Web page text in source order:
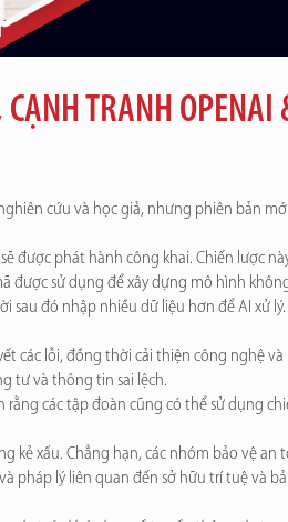
TRANH OPENAI
cứu và học giả, nhưng phiên bản
được phát hành công khai. Chiến lược
được sử dụng để xây dựng mô hình
đó nhập nhiều dữ liệu hơn để AI xử
các lỗi, đồng thời cải thiện công nghệ
tư và thông tin sai lệch.
các tập đoàn cũng có thể sử dụng
kẻ xấu. Chẳng hạn, các nhóm bảo vệ an
pháp lý liên quan đến sở hữu trí tuệ và